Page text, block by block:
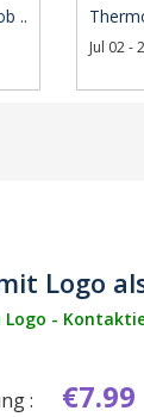
..
Jul 02 -
Logo
-
: €7.99